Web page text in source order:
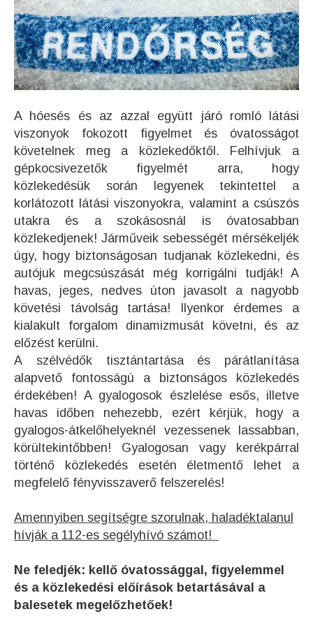
A hóesés és az azzal együtt járó romló látási
viszonyok fokozott figyelmet és óvatosságot
követelnek meg a közlekedőktől. Felhívjuk a
gépkocsivezetők figyelmét arra, hogy
közlekedésük során legyenek tekintettel a
korlátozott látási viszonyokra, valamint a csúszós
utakra és a szokásosnál is óvatosabban
közlekedjenek! Járműveik sebességét mérsékeljék
úgy, hogy biztonságosan tudjanak közlekedni, és
autójuk megcsúszását még korrigálni tudják! A
havas, jeges, nedves úton javasolt a nagyobb
követési távolság tartása! Ilyenkor érdemes a
kialakult forgalom dinamizmusát követni, és az
előzést kerülni.
A szélvédők tisztántartása és párátlanítása
alapvető fontosságú a biztonságos közlekedés
érdekében! A gyalogosok észlelése esős, illetve
havas időben nehezebb, ezért kérjük, hogy a
gyalogos-átkelőhelyeknél vezessenek lassabban,
körültekintőbben! Gyalogosan vagy kerékpárral
történő közlekedés esetén életmentő lehet a
megfelelő fényvisszaverő felszerelés!
Amennyiben segítségre szorulnak, haladéktalanul
hívják a 112-es segélyhívó számot!
Ne feledjék: kellő óvatossággal, figyelemmel
és a közlekedési előírások betartásával a
balesetek megelőzhetőek!